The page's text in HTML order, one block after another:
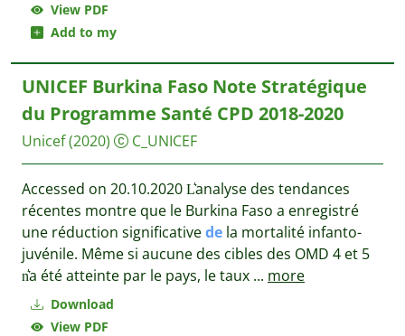
View PDF
Add to my
Download
View PDF
UNICEF Burkina Faso Note Stratégique
du Programme Santé CPD 2018-2020
Unicef(2020) C_UNICEF
Accessed on 20.10.2020 L͛analyse des tendances
récentes montre que le Burkina Faso a enregistré
une réduction significativede la mortalité infanto-
juvénile. Même si aucune des cibles des OMD 4 et 5
n͛a été atteinte par le pays, le taux ... more